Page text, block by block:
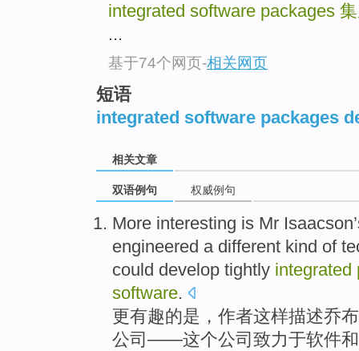
integrated software packages
...
基于74个网页-相关网页
短语
integrated software packages
相关文章
双语例句 权威例句
More interesting is Mr
engineered a different kind of
could develop tightly integrated
software.
更有趣的是 ，作者这样描述乔
公司 ——这个公司 致力于软件和